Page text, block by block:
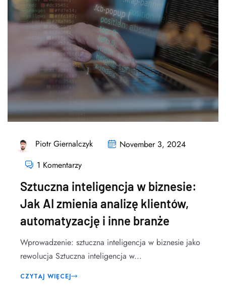
Piotr Giernalczyk
November 3, 2024
1 Komentarzy
Sztuczna inteligencja w biznesie:
Jak AI zmienia analizę klientów,
automatyzację i inne branże
Wprowadzenie: sztuczna inteligencja w biznesie jako
rewolucja Sztuczna inteligencja w...
CZYTAJ WIĘCEJ